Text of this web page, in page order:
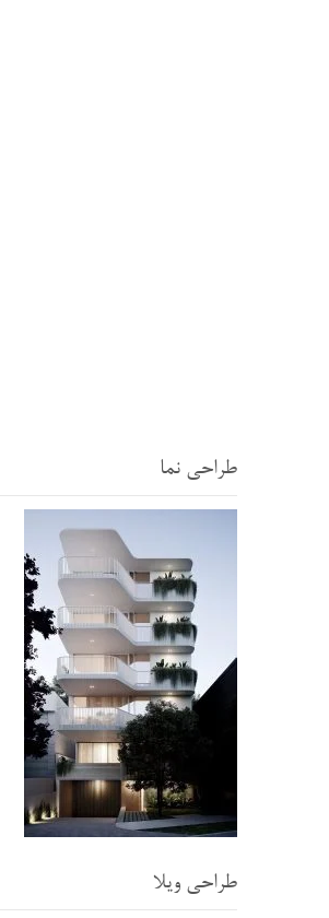
طراحی نما
طراحی ویلا